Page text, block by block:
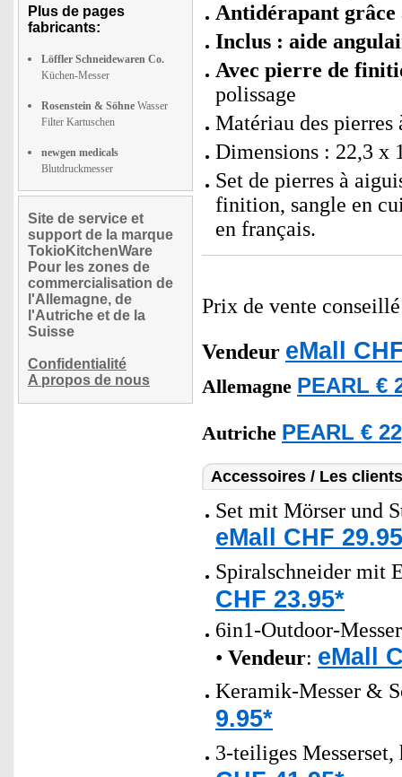
Plus de pages
fabricants:
Löffler Schneidewaren Co.
Küchen-Messer
Rosenstein & Söhne Wasser
Filter Kartuschen
newgen medicals
Blutdruckmesser
Site de service et
support de la marque
TokioKitchenWare
Pour les zones de
commercialisation de
l'Allemagne, de
l'Autriche et de la
Suisse
Confidentialité
A propos de nous
Antidérapant grâce
Inclus : aide
Avec pierre de
polissage
Matériau des pierres
Dimensions : 22,3 x
Set de pierres à
finition, sangle en
en français.
Prix de vente
Vendeur eMall
Allemagne PEARL €
Autriche PEARL €
Accessoires / Les
Set mit Mörser und
eMall CHF
Spiralschneider mit
CHF 23.95*
6in1-Outdoor-
• Vendeur: eMall
Keramik-Messer &
9.95*
3-teiliges